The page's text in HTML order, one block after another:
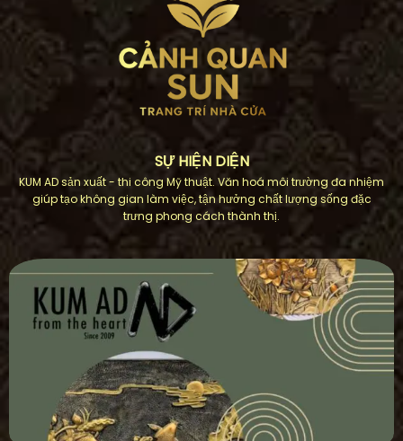
SỰ HIỆN DIỆN
KUM AD sản xuất - thi công Mỹ thuật. Văn hoá môi trường đa nhiệm
giúp tạo không gian làm việc, tận hưởng chất lượng sống đặc
trưng phong cách thành thị.